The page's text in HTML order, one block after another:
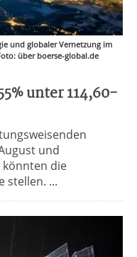
und globaler Vernetzung im
über boerse-global.de
unter 114,60-
und
könnten die
stellen. ...